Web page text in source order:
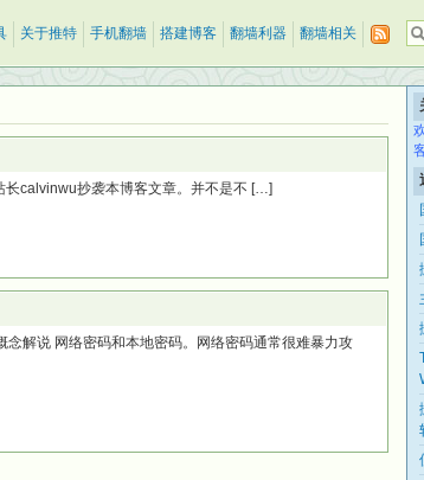
关于推特 手机翻墙 搭建博客 翻墙利器 翻墙相关
长calvinwu抄袭本博客文章。并不是不 […]
解说 网络密码和本地密码。网络密码通常很难暴力攻